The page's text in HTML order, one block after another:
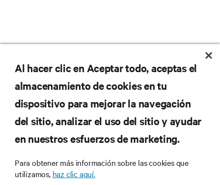
No se pierda nunca una
oferta
Regístrese en nuestra lista de correos
para recibir las últimas novedades de
industria de Vertiv.
Al hacer clic en Aceptar todo, aceptas el
almacenamiento de cookies en tu
dispositivo para mejorar la navegación
del sitio, analizar el uso del sitio y ayudar
en nuestros esfuerzos de marketing.
Para obtener más información sobre las cookies que
utilizamos, haz clic aquí.